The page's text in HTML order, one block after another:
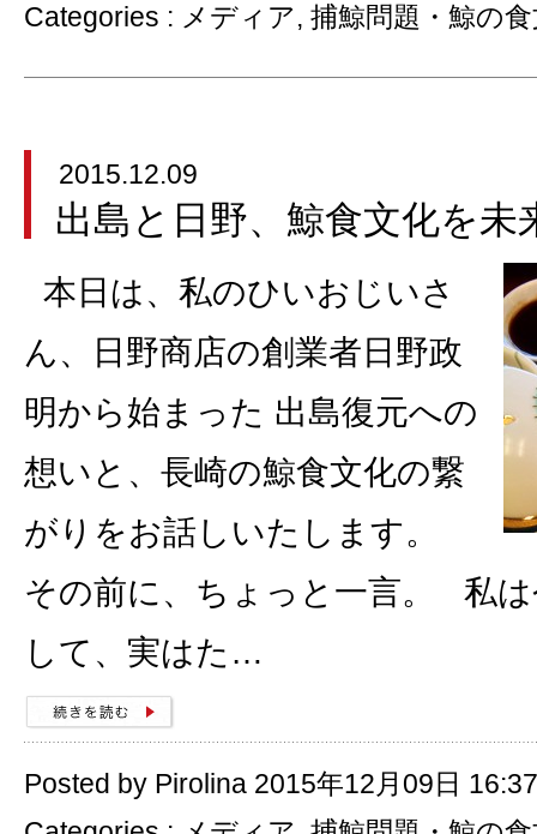
Categories : メディア, 捕鯨問題・鯨の
2015.12.09
出島と日野、鯨食文化を未
本日は、私のひいおじいさ
ん、日野商店の創業者日野政
明から始まった 出島復元への
想いと、長崎の鯨食文化の繋
がりをお話しいたします。
その前に、ちょっと一言。 私
して、実はた…
Posted by Pirolina 2015年12月09日 16:37